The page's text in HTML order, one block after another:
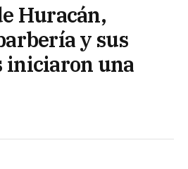
Huracán,
y sus
iniciaron una